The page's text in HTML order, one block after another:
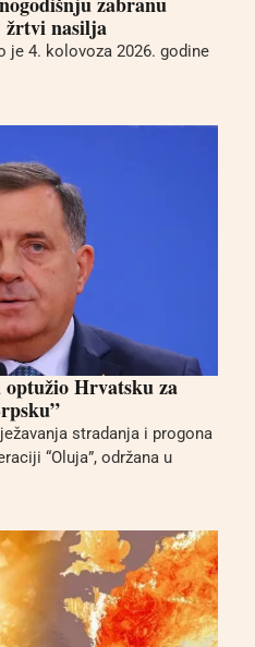
žrtvi nasilja
je 4. kolovoza 2026. godine
Hrvatsku za
stradanja i progona
“Oluja”, održana u